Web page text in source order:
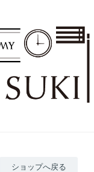
ショップへ戻る